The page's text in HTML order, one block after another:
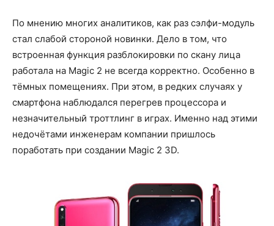
По мнению многих аналитиков, как раз сэлфи-модуль
стал слабой стороной новинки. Дело в том, что
встроенная функция разблокировки по скану лица
работала на Magic 2 не всегда корректно. Особенно в
тёмных помещениях. При этом, в редких случаях у
смартфона наблюдался перегрев процессора и
незначительный троттлинг в играх. Именно над этими
недочётами инженерам компании пришлось
поработать при создании Magic 2 3D.